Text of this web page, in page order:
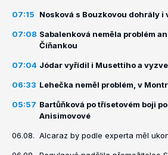
07:15 Nosková s Bouzkovou dohrály i
07:08 Sabalenková neměla problém
Číňankou
07:04 Jódar vyřídil i Musettiho a
06:33 Lehečka neměl problém, v
05:57 Bartůňková po třísetovém boji
Anisimovové
06.08. Alcaraz by podle experta měl